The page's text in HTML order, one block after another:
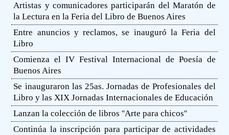
Artistas y comunicadores participarán del Maratón de
la Lectura en la Feria del Libro de Buenos Aires
Entre anuncios y reclamos, se inauguró la Feria del
Libro
Comienza el IV Festival Internacional de Poesía de
Buenos Aires
Se inauguraron las 25as. Jornadas de Profesionales del
Libro y las XIX Jornadas Internacionales de Educación
Lanzan la colección de libros ''Arte para chicos''
Continúa la inscripción para participar de actividades